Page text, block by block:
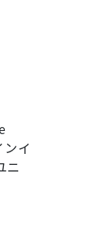
イ
ニ